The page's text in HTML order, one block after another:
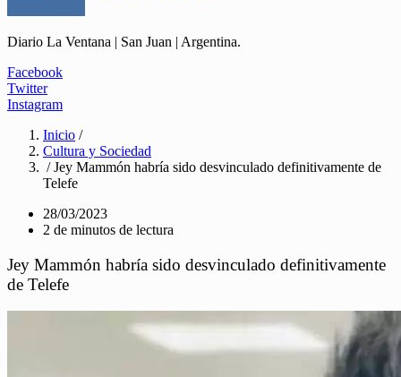
Diario La Ventana | San Juan | Argentina.
Facebook
Twitter
Instagram
Inicio /
Cultura y Sociedad
/ Jey Mammón habría sido desvinculado definitivamente de
Telefe
28/03/2023
2 de minutos de lectura
Jey Mammón habría sido desvinculado definitivamente
de Telefe